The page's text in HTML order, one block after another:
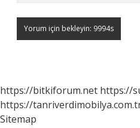
https://bitkiforum.net https://
https://
Sitemap